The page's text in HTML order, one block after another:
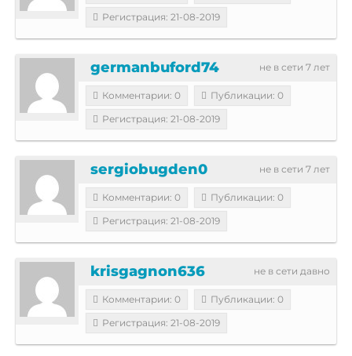
Регистрация: 21-08-2019
не в сети 7 лет
germanbuford74
Комментарии: 0
Публикации: 0
Регистрация: 21-08-2019
не в сети 7 лет
sergiobugden0
Комментарии: 0
Публикации: 0
Регистрация: 21-08-2019
не в сети давно
krisgagnon636
Комментарии: 0
Публикации: 0
Регистрация: 21-08-2019